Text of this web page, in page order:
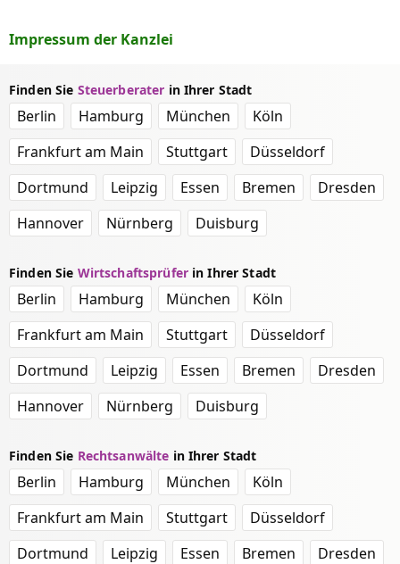
Impressum der Kanzlei
Finden Sie Steuerberater in Ihrer Stadt
Berlin Hamburg München
Köln
Frankfurt am Main
Stuttgart
Düsseldorf
Dortmund
Leipzig Essen Bremen
Dresden
Hannover
Nürnberg Duisburg
Finden Sie Wirtschaftsprüferin Ihrer Stadt
Berlin Hamburg München
Köln
Frankfurt am Main
Stuttgart
Düsseldorf
Dortmund
Leipzig Essen Bremen
Dresden
Hannover
Nürnberg Duisburg
Finden Sie Rechtsanwälte in Ihrer Stadt
Berlin Hamburg München
Köln
Frankfurt am Main
Stuttgart
Düsseldorf
Dortmund
Leipzig Essen Bremen
Dresden